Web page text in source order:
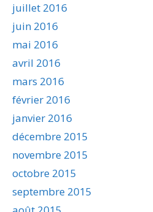
juillet 2016
juin 2016
mai 2016
avril 2016
mars 2016
février 2016
janvier 2016
décembre 2015
novembre 2015
octobre 2015
septembre 2015